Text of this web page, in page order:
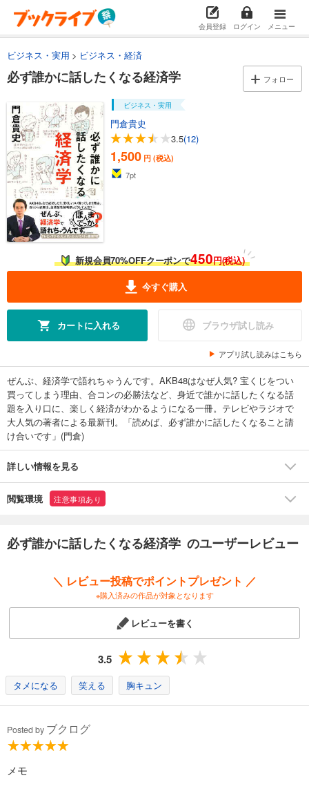
会員登録 ログイン メニュー
ビジネス・実用 ビジネス・経済
必ず誰かに話したくなる経済学 フォロー
ビジネス・実用
門倉貴史
3.5(12)
1,500 円 (税込)
7pt
新規会員70%OFFクーポンで450円(税込)
今すぐ購入
カートに入れる ブラウザ試し読み
アプリ試し読みはこちら
ぜんぶ、経済学で語れちゃうんです。AKB48はなぜ人気? 宝くじをつい
買ってしまう理由、合コンの必勝法など、身近で誰かに話したくなる話
題を入り口に、楽しく経済がわかるようになる一冊。テレビやラジオで
大人気の著者による最新刊。「読めば、必ず誰かに話したくなること請
け合いです」(門倉)
詳しい情報を見る
閲覧環境 注意事項あり
必ず誰かに話したくなる経済学 のユーザーレビュー
＼ レビュー投稿でポイントプレゼント ／
※購入済みの作品が対象となります
レビューを書く
3.5
タメになる 笑える 胸キュン
Posted by ブクログ
メモ